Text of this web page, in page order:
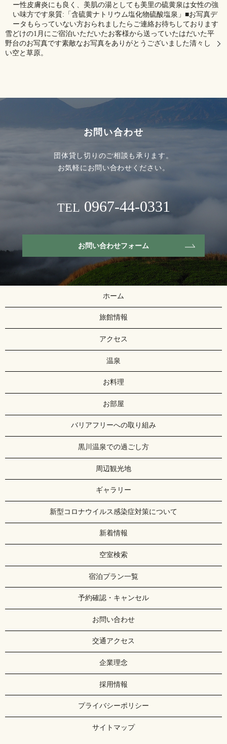
ー性皮膚炎にも良く、美肌の湯としても美里の硫黄泉は女性の強
い味方です泉質:「含硫黄ナトリウム塩化物硫酸塩泉」■お写真デ
ータもらっていない方おられましたらご連絡お待ちしております
雪どけの1月にご宿泊いただいたお客様から送っていたはだいた平
野台のお写真です️素敵なお写真をありがとうございました清々し
い空と草原。
お問い合わせ
団体貸し切りのご相談も承ります。
お気軽にお問い合わせください。
TEL 0967-44-0331
お問い合わせフォーム
ホーム
旅館情報
アクセス
温泉
お料理
お部屋
バリアフリーへの取り組み
黒川温泉での過ごし方
周辺観光地
ギャラリー
新型コロナウイルス感染症対策について
新着情報
空室検索
宿泊プラン一覧
予約確認・キャンセル
お問い合わせ
交通アクセス
企業理念
採用情報
プライバシーポリシー
サイトマップ